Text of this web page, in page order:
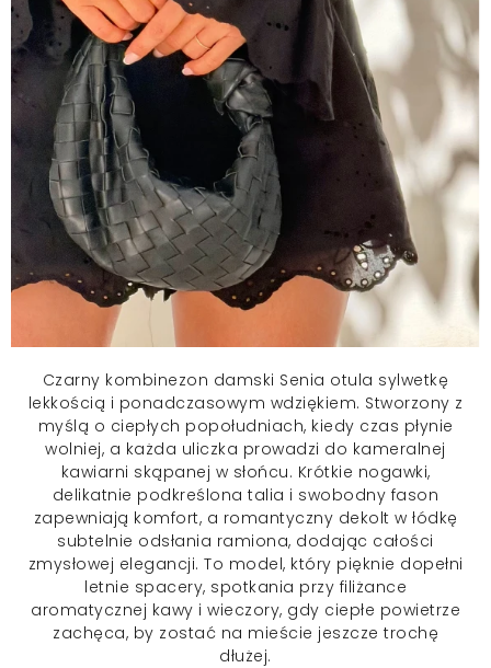
Czarny kombinezon damski Senia otula sylwetkę
lekkością i ponadczasowym wdziękiem. Stworzony z
myślą o ciepłych popołudniach, kiedy czas płynie
wolniej, a każda uliczka prowadzi do kameralnej
kawiarni skąpanej w słońcu. Krótkie nogawki,
delikatnie podkreślona talia i swobodny fason
zapewniają komfort, a romantyczny dekolt w łódkę
subtelnie odsłania ramiona, dodając całości
zmysłowej elegancji. To model, który pięknie dopełni
letnie spacery, spotkania przy filiżance
aromatycznej kawy i wieczory, gdy ciepłe powietrze
zachęca, by zostać na mieście jeszcze trochę
dłużej.